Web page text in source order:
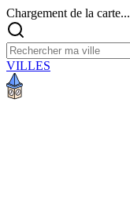
Chargement de la carte...
VILLES